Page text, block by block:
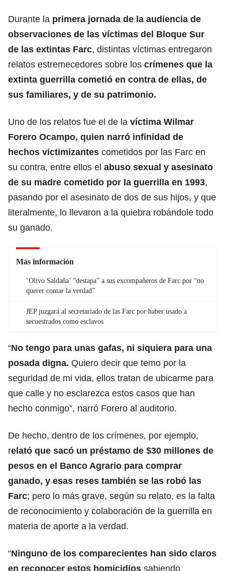
Durante la primera jornada de la audiencia de
observaciones de las víctimas del Bloque Sur
de las extintas Farc, distintas víctimas entregaron
relatos estremecedores sobre los crímenes que la
extinta guerrilla cometió en contra de ellas, de
sus familiares, y de su patrimonio.
Uno de los relatos fue el de la víctima Wilmar
Forero Ocampo, quien narró infinidad de
hechos victimizantes cometidos por las Farc en
su contra, entre ellos el abuso sexual y asesinato
de su madre cometido por la guerrilla en 1993,
pasando por el asesinato de dos de sus hijos, y que
literalmente, lo llevaron a la quiebra robándole todo
su ganado.
Más información
‘Olivo Saldaña’ “destapa” a sus excompañeros de Farc por “no
querer contar la verdad”
JEP juzgará al secretariado de las Farc por haber usado a
secuestrados como esclavos
“No tengo para unas gafas, ni siquiera para una
posada digna. Quiero decir que temo por la
seguridad de mi vida, ellos tratan de ubicarme para
que calle y no esclarezca estos casos que han
hecho conmigo”, narró Forero al auditorio.
De hecho, dentro de los crímenes, por ejemplo,
relató que sacó un préstamo de $30 millones de
pesos en el Banco Agrario para comprar
ganado, y esas reses también se las robó las
Farc; pero lo más grave, según su relato, es la falta
de reconocimiento y colaboración de la guerrilla en
materia de aporte a la verdad.
“Ninguno de los comparecientes han sido claros
en reconocer estos homicidios sabiendo